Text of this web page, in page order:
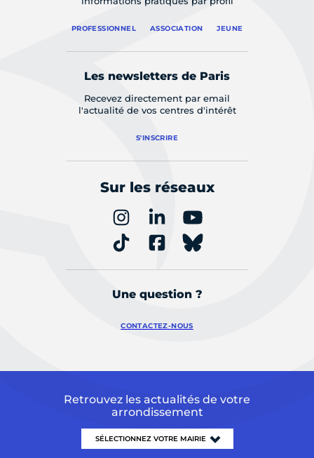
PROFESSIONNEL ASSOCIATION JEUNE
Les newsletters de Paris
Recevez directement par email
l'actualité de vos centres d'intérêt
S'INSCRIRE
Sur les réseaux
Une question ?
CONTACTEZ-NOUS
Retrouvez les actualités de votre
arrondissement